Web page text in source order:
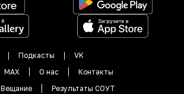
Подкасты
VK
MAX О нас
Контакты
Вещание Результаты СОУТ